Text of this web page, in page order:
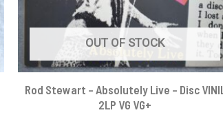
OUT OF STOCK
Rod Stewart – Absolutely Live – Disc VINIL
2LP VG VG+